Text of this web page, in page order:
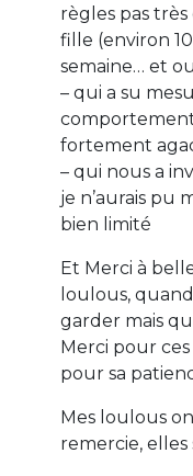
règles pas
fille (environ
semaine… et
– qui a su
fortement
– qui nous a
je n’aurais
bien limité
Et Merci à
loulous,
garder mais
Merci pour ces
pour sa
Mes loulous
remercie, elles